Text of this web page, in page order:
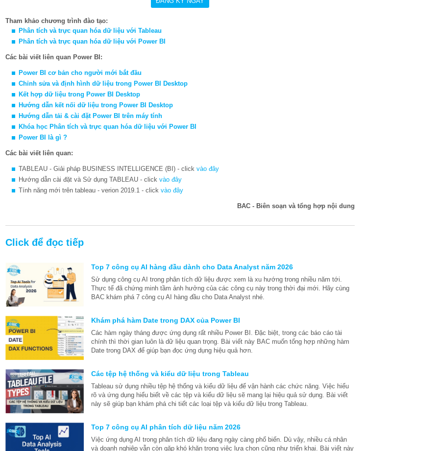
Tham khảo chương trình đào tạo:
Phân tích và trực quan hóa dữ liệu với Tableau
Phân tích và trực quan hóa dữ liệu với Power BI
Các bài viết liên quan Power BI:
Power BI cơ bản cho người mới bắt đầu
Chỉnh sửa và định hình dữ liệu trong Power BI Desktop
Kết hợp dữ liệu trong Power BI Desktop
Hướng dẫn kết nối dữ liệu trong Power BI Desktop
Hướng dẫn tải & cài đặt Power BI trên máy tính
Khóa học Phân tích và trực quan hóa dữ liệu với Power BI
Power BI là gì ?
Các bài viết liên quan:
TABLEAU - Giải pháp BUSINESS INTELLIGENCE (BI) - click vào đây
Hướng dẫn cài đặt và Sử dụng TABLEAU - click vào đây
Tính năng mới trên tableau - verion 2019.1 - click vào đây
BAC - Biên soạn và tổng hợp nội dung
Click để đọc tiếp
Top 7 công cụ AI hàng đầu dành cho Data Analyst năm 2026
Sử dụng công cụ AI trong phân tích dữ liệu được xem là xu hướng trong nhiều năm tới.
Thực tế đã chứng minh tầm ảnh hưởng của các công cụ này trong thời đại mới. Hãy cùng
BAC khám phá 7 công cụ AI hàng đầu cho Data Analyst nhé.
Khám phá hàm Date trong DAX của Power BI
Các hàm ngày tháng được ứng dụng rất nhiều Power BI. Đặc biệt, trong các báo cáo tài
chính thì thời gian luôn là dữ liệu quan trọng. Bài viết này BAC muốn tổng hợp những hàm
Date trong DAX để giúp bạn đọc ứng dụng hiệu quả hơn.
Các tệp hệ thống và kiểu dữ liệu trong Tableau
Tableau sử dụng nhiều tệp hệ thống và kiểu dữ liệu để vận hành các chức năng. Việc hiểu
rõ và ứng dụng hiểu biết về các tệp và kiểu dữ liệu sẽ mang lại hiệu quả sử dụng. Bài viết
này sẽ giúp bạn khám phá chi tiết các loại tệp và kiểu dữ liệu trong Tableau.
Top 7 công cụ AI phân tích dữ liệu năm 2026
Việc ứng dụng AI trong phân tích dữ liệu đang ngày càng phổ biến. Dù vậy, nhiều cá nhân
và doanh nghiệp vẫn còn gặp khó khăn trong việc lựa chọn cũng như triển khai. Bài viết này